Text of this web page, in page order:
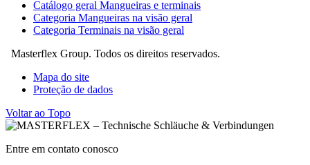
Catálogo geral Mangueiras e terminais
Categoria Mangueiras na visão geral
Categoria Terminais na visão geral
Masterflex Group. Todos os direitos reservados.
Mapa do site
Proteção de dados
Voltar ao Topo
Entre em contato conosco